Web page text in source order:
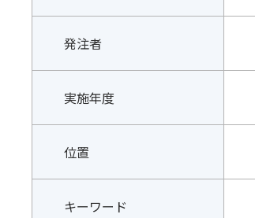
発注者
実施年度
位置
キーワード